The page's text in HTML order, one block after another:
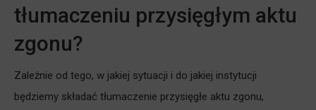
tłumaczeniu przysięgłym aktu
zgonu?
Zależnie od tego, w jakiej sytuacji i do jakiej instytucji
będziemy składać tłumaczenie przysięgłe aktu zgonu,